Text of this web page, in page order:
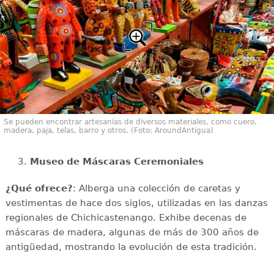
Se pueden encontrar artesanías de diversos materiales, como cuero,
madera, paja, telas, barro y otros. (Foto: AroundAntigua)
3. Museo de Máscaras Ceremoniales
¿Qué ofrece?: Alberga una colección de caretas y
vestimentas de hace dos siglos, utilizadas en las danzas
regionales de Chichicastenango. Exhibe decenas de
máscaras de madera, algunas de más de 300 años de
antigüedad, mostrando la evolución de esta tradición.